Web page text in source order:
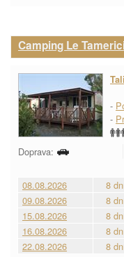
Camping Le
-
-
Doprava:
08.08.2026 8
09.08.2026
8
15.08.2026
8
16.08.2026
8
22.08.2026
8